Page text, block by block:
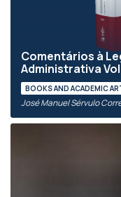
Comentários à
Administrativa
BOOKS AND ACADEMIC
José Manuel Sérvulo